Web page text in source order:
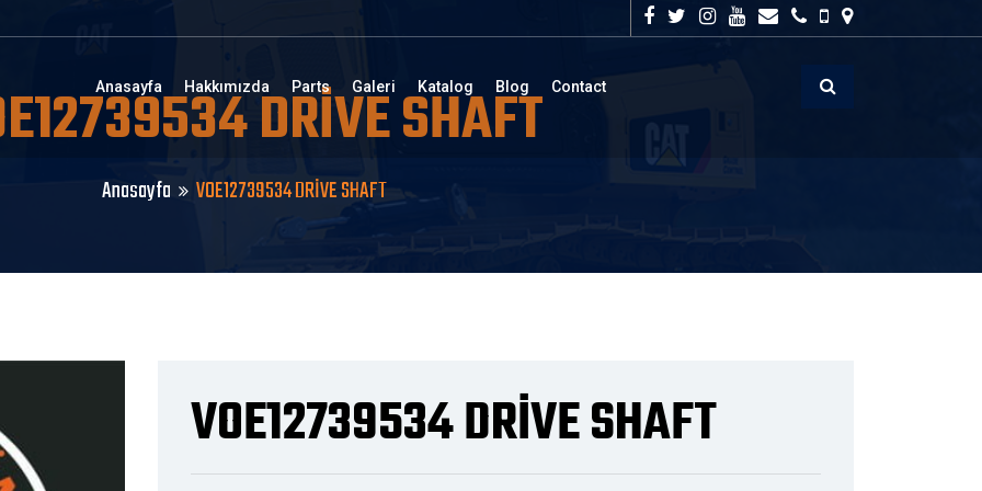
Anasayfa Hakkımızda Parts Galeri Katalog Blog Contact
DRİVE SHAFT
Anasayfa VOE12739534 DRİVE SHAFT
VOE12739534 DRİVE SHAFT